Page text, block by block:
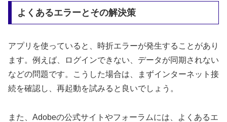
よくあるエラーとその解決策
アプリを使っていると、時折エラーが発生することがあり
ます。例えば、ログインできない、データが同期されない
などの問題です。こうした場合は、まずインターネット接
続を確認し、再起動を試みると良いでしょう。
また、Adobeの公式サイトやフォーラムには、よくあるエ